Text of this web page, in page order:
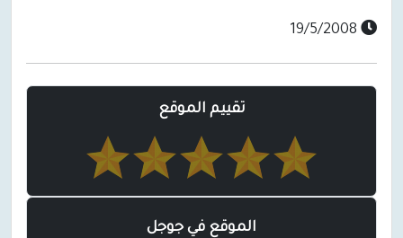
تقييم الموقع
الموقع في جوجل